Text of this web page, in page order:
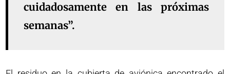
cuidadosamente en las próximas
semanas”.